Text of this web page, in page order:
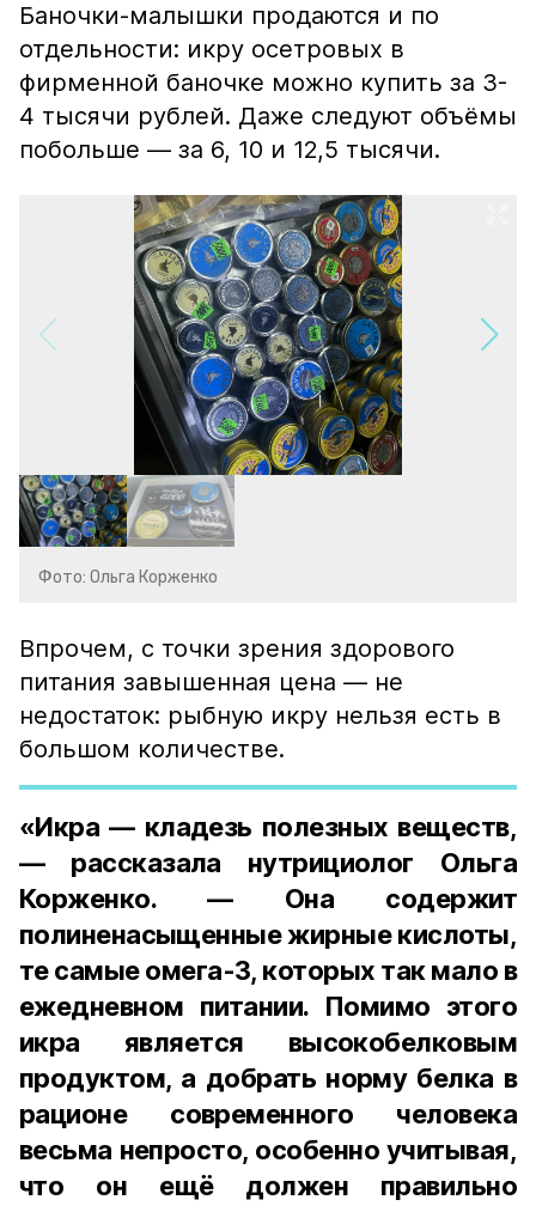
Баночки-малышки продаются и по
отдельности: икру осетровых в
фирменной баночке можно купить за 3-
4 тысячи рублей. Даже следуют объёмы
побольше — за 6, 10 и 12,5 тысячи.
Фото: Ольга Корженко
Впрочем, с точки зрения здорового
питания завышенная цена — не
недостаток: рыбную икру нельзя есть в
большом количестве.
«Икра — кладезь полезных веществ,
— рассказала нутрициолог Ольга
Корженко. — Она содержит
полиненасыщенные жирные кислоты,
те самые омега-3, которых так мало в
ежедневном питании. Помимо этого
икра является высокобелковым
продуктом, а добрать норму белка в
рационе современного человека
весьма непросто, особенно учитывая,
что он ещё должен правильно